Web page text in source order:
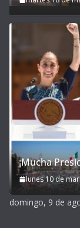
¡Mucha
lunes 10 de
domingo, 9 de